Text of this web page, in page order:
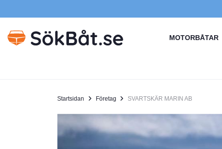
MOTORBÅTAR
Startsidan Företag SVARTSKÄR MARIN AB